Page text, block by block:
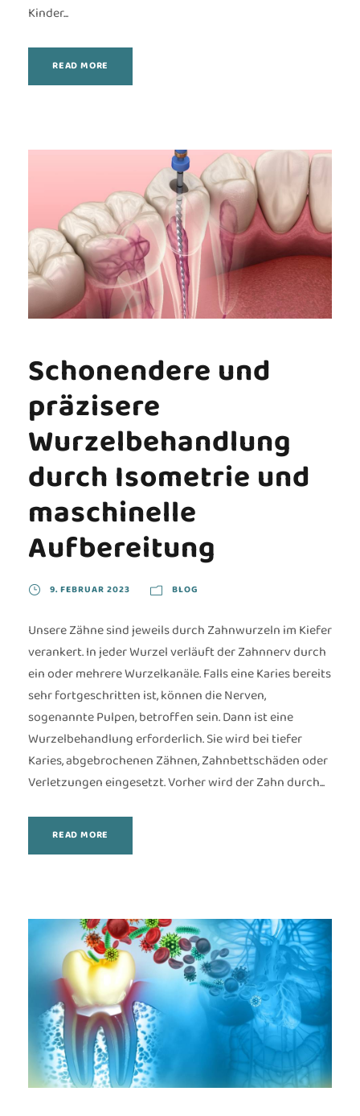
Kinder...
READ MORE
Schonendere und
präzisere
Wurzelbehandlung
durch Isometrie und
maschinelle
Aufbereitung
9. FEBRUAR 2023 BLOG
Unsere Zähne sind jeweils durch Zahnwurzeln im Kiefer
verankert. In jeder Wurzel verläuft der Zahnnerv durch
ein oder mehrere Wurzelkanäle. Falls eine Karies bereits
sehr fortgeschritten ist, können die Nerven,
sogenannte Pulpen, betroffen sein. Dann ist eine
Wurzelbehandlung erforderlich. Sie wird bei tiefer
Karies, abgebrochenen Zähnen, Zahnbettschäden oder
Verletzungen eingesetzt. Vorher wird der Zahn durch...
READ MORE